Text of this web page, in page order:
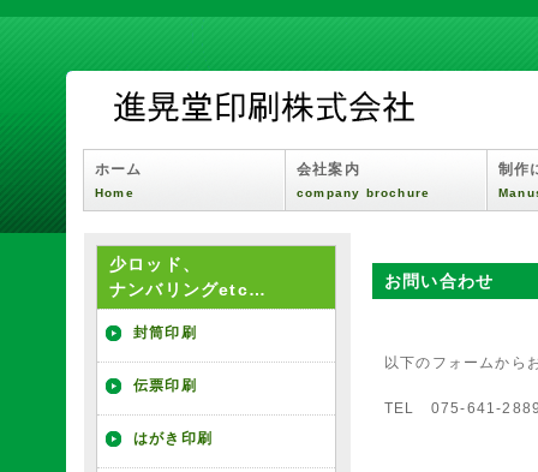
ホーム
Home
会社案内
company brochure
制作
お問い合わせ
以下のフォームから
TEL 075-641-
少ロッド、
ナンバリングetc…
封筒印刷
伝票印刷
はがき印刷